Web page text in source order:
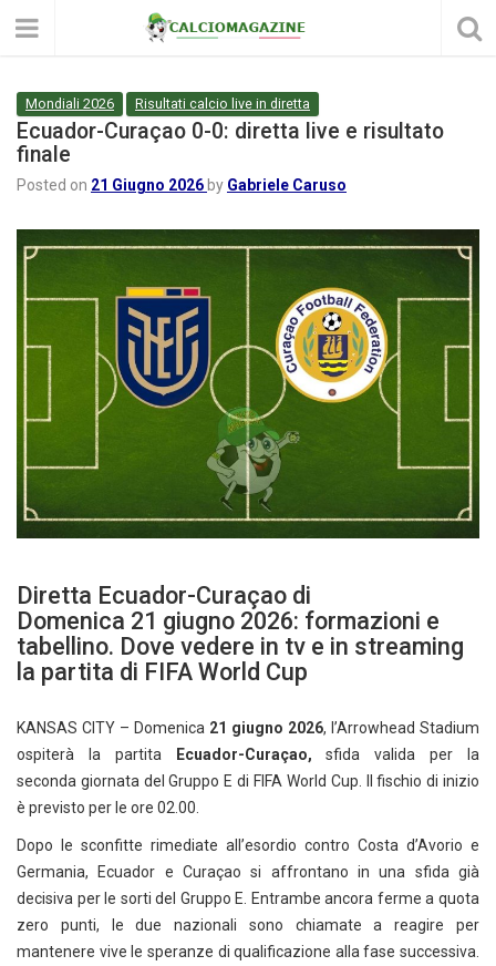
Mondiali 2026 Risultati calcio live in diretta
Ecuador-Curaçao 0-0: diretta live e risultato
finale
Posted on 21 Giugno 2026 by Gabriele Caruso
Diretta Ecuador-Curaçao di
Domenica 21 giugno 2026: formazioni e
tabellino. Dove vedere in tv e in streaming
la partita di FIFA World Cup
KANSAS CITY – Domenica 21 giugno 2026, l’Arrowhead Stadium
ospiterà la partita
Ecuador-Curaçao, sfida valida per la
seconda giornata del Gruppo E di FIFA World Cup. Il fischio di inizio
è previsto per le ore 02.00.
Dopo le sconfitte rimediate all’esordio contro Costa d’Avorio e
Germania, Ecuador e Curaçao si affrontano in una sfida già
decisiva per le sorti del Gruppo E. Entrambe ancora ferme a quota
zero punti, le due nazionali sono chiamate a reagire per
mantenere vive le speranze di qualificazione alla fase successiva.